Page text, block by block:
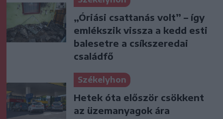
„Óriási csattanás volt” – így
emlékszik vissza a kedd esti
balesetre a csíkszeredai
családfő
Székelyhon
Hetek óta először csökkent
az üzemanyagok ára